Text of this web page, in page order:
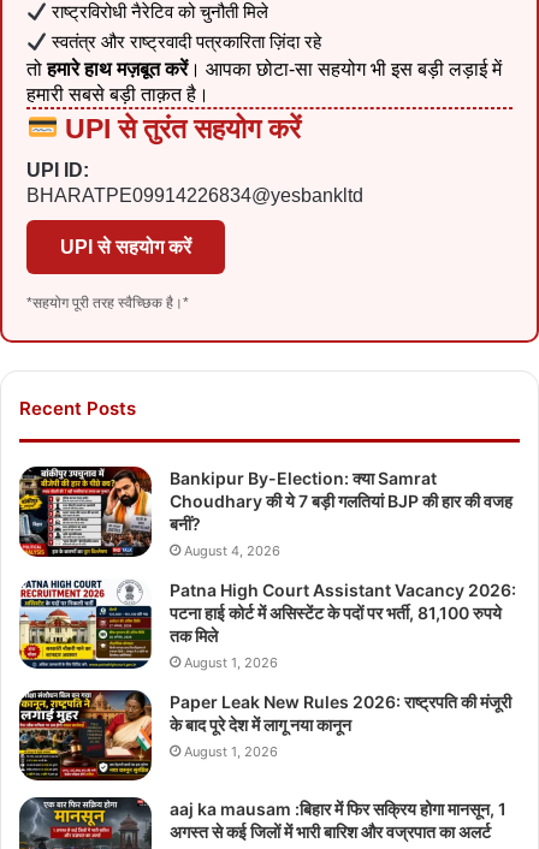
राष्ट्रविरोधी नैरेटिव को चुनौती मिले
स्वतंत्र और राष्ट्रवादी पत्रकारिता ज़िंदा रहे
तोहमारे हाथ मज़बूत करें। आपका छोटा-सा सहयोग भी इस बड़ी लड़ाई में
हमारी सबसे बड़ी ताक़त है।
UPI से तुरंत सहयोग करें
UPI ID:
BHARATPE09914226834@yesbankltd
UPI से सहयोग करें
*सहयोग पूरी तरह स्वैच्छिक है।*
Recent Posts
Bankipur By-Election: क्या Samrat
Choudhary की ये 7 बड़ी गलतियां BJP की हार की वजह
बनीं?
August 4, 2026
Patna High Court Assistant Vacancy 2026:
पटना हाई कोर्ट में असिस्टेंट के पदों पर भर्ती, 81,100 रुपये
तक मिले
August 1, 2026
Paper Leak New Rules 2026: राष्ट्रपति की मंजूरी
के बाद पूरे देश में लागू नया कानून
August 1, 2026
aaj ka mausam :बिहार में फिर सक्रिय होगा मानसून, 1
अगस्त से कई जिलों में भारी बारिश और वज्रपात का अलर्ट